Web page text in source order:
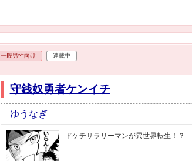
一般男性向け 連載中
守銭奴勇者ケンイチ
ゆうなぎ
ドケチサラリーマンが異世界転生！？